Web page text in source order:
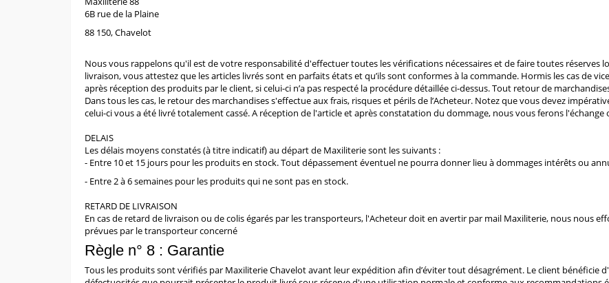
6B rue de la Plaine
88 150, Chavelot
Nous vous rappelons qu'il est de votre responsabilité d'effectuer toutes les vérifications nécessaires et de faire toutes réserves
livraison, vous attestez que les articles livrés sont en parfaits états et qu’ils sont conformes à la commande. Hormis les cas de
après réception des produits par le client, si celui-ci n’a pas respecté la procédure détaillée ci-dessus. Tout retour de
Dans tous les cas, le retour des marchandises s'effectue aux frais, risques et périls de l’Acheteur. Notez que vous devez
celui-ci vous a été livré totalement cassé. A réception de l'article et après constatation du dommage, nous vous ferons
DELAIS
Les délais moyens constatés (à titre indicatif) au départ de Maxiliterie sont les suivants :
- Entre 10 et 15 jours pour les produits en stock. Tout dépassement éventuel ne pourra donner lieu à dommages intérêts ou
- Entre 2 à 6 semaines pour les produits qui ne sont pas en stock.
RETARD DE LIVRAISON
En cas de retard de livraison ou de colis égarés par les transporteurs, l'Acheteur doit en avertir par mail Maxiliterie, nous nous
prévues par le transporteur concerné
Règle n° 8 : Garantie
Tous les produits sont vérifiés par Maxiliterie Chavelot avant leur expédition afin d’éviter tout désagrément. Le client bénéficie